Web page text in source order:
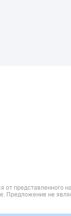
от представленного
Предложение не